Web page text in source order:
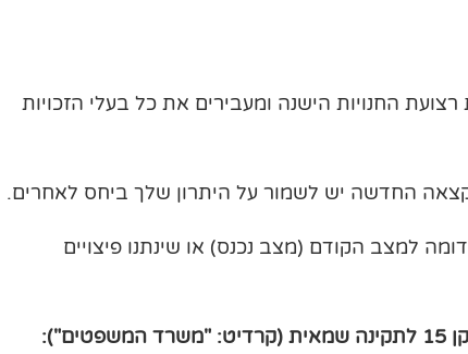
החנויות הישנה ומעבירים את כל בעלי הזכויות
החדשה יש לשמור על היתרון שלך ביחס לאחרים.
למצב הקודם (מצב נכנס) או שינתנו פיצויים